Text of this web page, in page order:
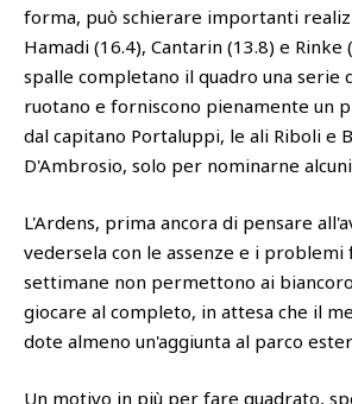
forma, può schierare importanti
Hamadi (16.4), Cantarin (13.8) e Rinke
spalle completano il quadro una serie
ruotano e forniscono pienamente un
dal capitano Portaluppi, le ali Riboli e
D'Ambrosio, solo per nominarne
L'Ardens, prima ancora di pensare
vedersela con le assenze e i problemi
settimane non permettono ai
giocare al completo, in attesa che il
dote almeno un'aggiunta al parco
Un motivo in più per fare quadrato,